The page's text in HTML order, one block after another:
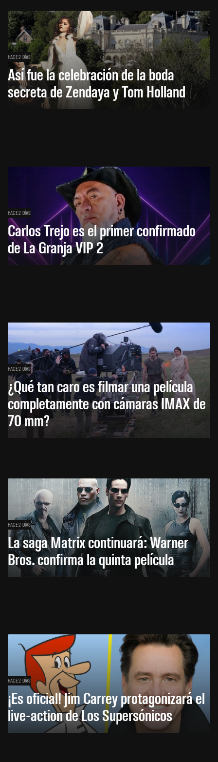
HACE 2 DÍAS
Así fue la celebración de la boda
secreta de Zendaya y Tom Holland
HACE 2 DÍAS
Carlos Trejo es el primer confirmado
de La Granja VIP 2
HACE 2 DÍAS
¿Qué tan caro es filmar una película
completamente con cámaras IMAX de
70 mm?
HACE 2 DÍAS
La saga Matrix continuará: Warner
Bros. confirma la quinta película
HACE 2 DÍAS
¡Es oficial! Jim Carrey protagonizará el
live-action de Los Supersónicos